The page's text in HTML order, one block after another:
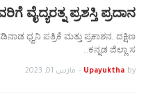
ವೈದ್ಯರತ್ನ ಪ್ರಶಸ್ತಿ ಪ್ರದಾನ
ಧ್ವನಿ ಪತ್ರಿಕೆ ಮತ್ತು ಪ್ರಕಾಶನ, ದಕ್ಷಿಣ
ಕನ್ನಡ ಜಿಲ್ಲಾ ಸ…
by
Upayuktha
- مارس 01, 2023